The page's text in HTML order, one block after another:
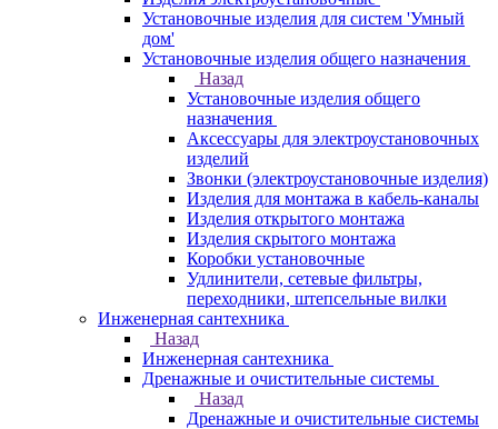
Установочные изделия для систем 'Умный
дом'
Установочные изделия общего назначения
Назад
Установочные изделия общего
назначения
Аксессуары для электроустановочных
изделий
Звонки (электроустановочные изделия)
Изделия для монтажа в кабель-каналы
Изделия открытого монтажа
Изделия скрытого монтажа
Коробки установочные
Удлинители, сетевые фильтры,
переходники, штепсельные вилки
Инженерная сантехника
Назад
Инженерная сантехника
Дренажные и очистительные системы
Назад
Дренажные и очистительные системы